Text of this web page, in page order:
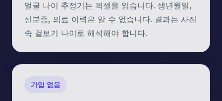
얼굴 나이 추정기는 픽셀을 읽습니다. 생년월일,
신분증, 의료 이력은 알 수 없습니다. 결과는 사진
속 겉보기 나이로 해석해야 합니다.
가입 없음